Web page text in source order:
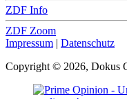
ZDF Info
ZDF Zoom
Impressum | Datenschutz
Copyright © 2026, Dokus